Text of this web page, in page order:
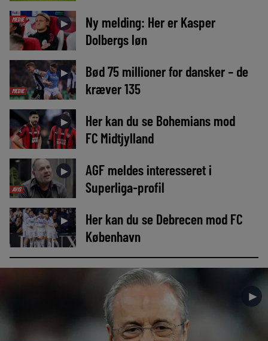
MEDIE ►
Ny melding: Her er Kasper
Dolbergs løn
MEDIE
►
Bød 75 millioner for dansker – de
kræver 135
►
Her kan du se Bohemians mod
FC Midtjylland
AVIS
►
AGF meldes interesseret i
Superliga-profil
►
Her kan du se Debrecen mod FC
København
►